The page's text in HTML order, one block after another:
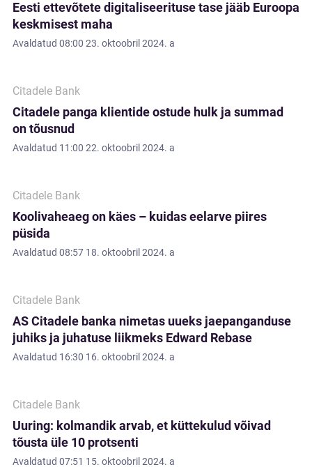
Eesti ettevõtete digitaliseerituse tase jääb Euroopa
keskmisest maha
Avaldatud 08:00 23. oktoobril 2024. a
Citadele Bank
Citadele panga klientide ostude hulk ja summad
on tõusnud
Avaldatud 11:00 22. oktoobril 2024. a
Citadele Bank
Koolivaheaeg on käes – kuidas eelarve piires
püsida
Avaldatud 08:57 18. oktoobril 2024. a
Citadele Bank
AS Citadele banka nimetas uueks jaepanganduse
juhiks ja juhatuse liikmeks Edward Rebase
Avaldatud 16:30 16. oktoobril 2024. a
Citadele Bank
Uuring: kolmandik arvab, et küttekulud võivad
tõusta üle 10 protsenti
Avaldatud 07:51 15. oktoobril 2024. a